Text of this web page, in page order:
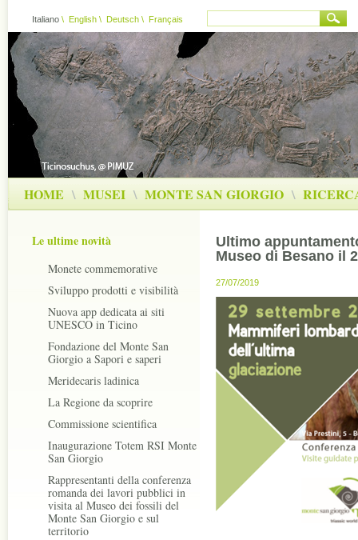
Italiano \ English \ Deutsch \ Français
HOME \ MUSEI \ MONTE SAN GIORGIO \
Le ultime novità
Monete commemorative
Sviluppo prodotti e visibilità
Nuova app dedicata ai siti
UNESCO in Ticino
Fondazione del Monte San
Giorgio a Sapori e saperi
Meridecaris ladinica
La Regione da scoprire
Commissione scientifica
Inaugurazione Totem RSI Monte
San Giorgio
Rappresentanti della conferenza
romanda dei lavori pubblici in
visita al Museo dei fossili del
Monte San Giorgio e sul
territorio
Ultimo
Museo di Besano il
27/07/2019